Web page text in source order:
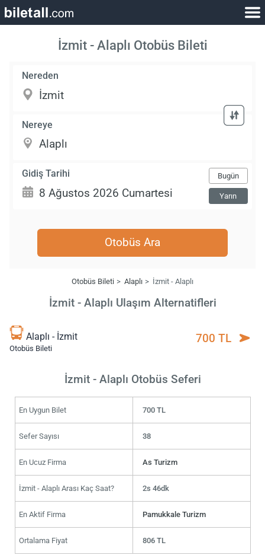
İzmit - Alaplı Otobüs Bileti
Nereden
Nereye
Gidiş Tarihi Bugün
Yarın
Otobüs Ara
Otobüs Bileti Alaplı İzmit - Alaplı
İzmit - Alaplı Ulaşım Alternatifleri
Alaplı - İzmit
Otobüs Bileti
700 TL
İzmit - Alaplı Otobüs Seferi
En Uygun Bilet 700 TL
Sefer Sayısı 38
En Ucuz Firma As Turizm
İzmit - Alaplı Arası Kaç Saat? 2s 46dk
En Aktif Firma Pamukkale Turizm
Ortalama Fiyat 806 TL